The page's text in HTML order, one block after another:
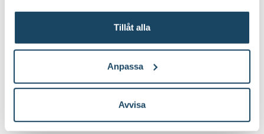
Tillåt alla
Anpassa
Avvisa
konstgjord
Välj butik
I lager
Till Produkten
till Brudorkidé i kruka, konstgjord produktsida
Konstgjord
3499:-
Välj butik
Online
Till Produkten
till Buxbom klot